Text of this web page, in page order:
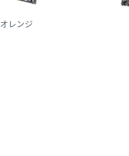
オレンジ